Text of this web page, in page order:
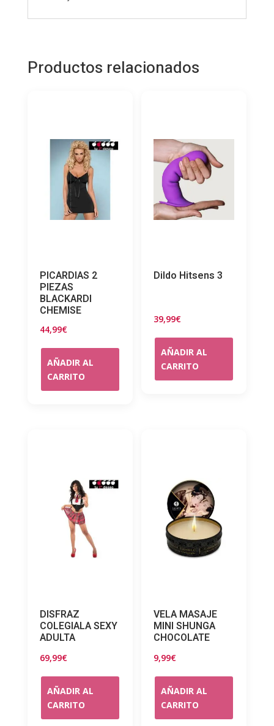
Productos relacionados
PICARDIAS 2
PIEZAS
BLACKARDI
CHEMISE
44,99€
AÑADIR AL
CARRITO
Dildo Hitsens 3
39,99€
AÑADIR AL
CARRITO
DISFRAZ
COLEGIALA SEXY
ADULTA
69,99€
AÑADIR AL
CARRITO
VELA MASAJE
MINI SHUNGA
CHOCOLATE
9,99€
AÑADIR AL
CARRITO